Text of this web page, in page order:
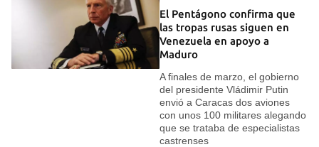
El Pentágono confirma que
las tropas rusas siguen en
Venezuela en apoyo a
Maduro
A finales de marzo, el gobierno
del presidente Vládimir Putin
envió a Caracas dos aviones
con unos 100 militares alegando
que se trataba de especialistas
castrenses